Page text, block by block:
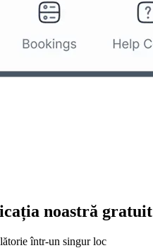
noastră gratuit
într-un singur loc